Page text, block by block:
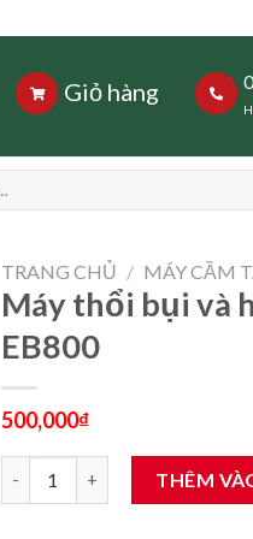
Giỏ hàng
TRANG CHỦ / MÁY CẦM
Máy thổi bụi và
EB800
500,000₫
Máy thổi bụi và hút bụi
THÊM